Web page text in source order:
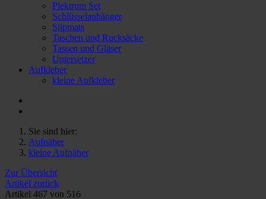
Plektrum Set
Schlüsselanhänger
Slipmats
Taschen und Rucksäcke
Tassen und Gläser
Untersetzer
Aufkleber
kleine Aufkleber
Sie sind hier:
Aufnäher
kleine Aufnäher
Zur Übersicht
Artikel zurück
Artikel 467 von 516